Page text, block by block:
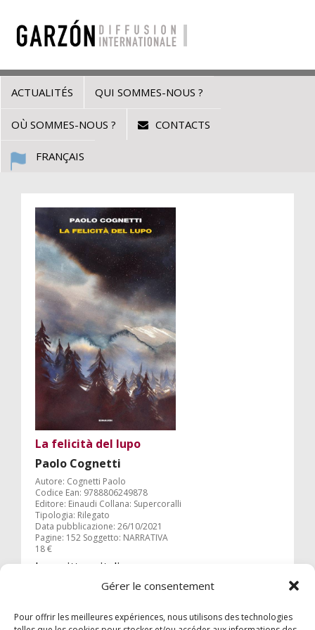
Gérer le consentement
Pour offrir les meilleures expériences, nous utilisons des technologies
ACTUALITÉS QUI SOMMES-NOUS ?
OÙ SOMMES-NOUS ? CONTACTS
FRANÇAIS
La felicità del lupo
Paolo Cognetti
Autore: Cognetti Paolo
Codice Ean: 9788806249878
Editore: Einaudi Collana: Supercoralli
Tipologia: Rilegato
Data pubblicazione: 26/10/2021
Pagine: 152 Soggetto: NARRATIVA
18 €
Lo scrittore italiano consegna una nuova
canzone d'amore alle montagne e, forse